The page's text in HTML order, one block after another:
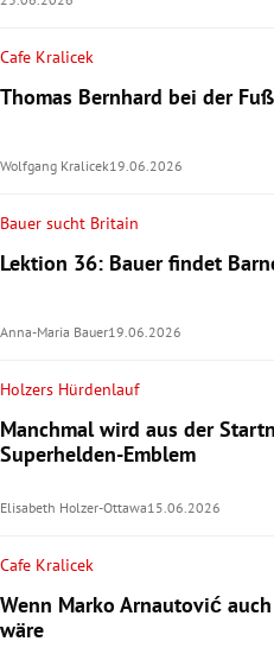
Cafe Kralicek
Thomas Bernhard bei der
Wolfgang Kralicek19.06.2026
Bauer sucht Britain
Lektion 36: Bauer findet
Anna-Maria Bauer19.06.2026
Holzers Hürdenlauf
Manchmal wird aus der
Superhelden-Emblem
Elisabeth Holzer-Ottawa15.06.2026
Cafe Kralicek
Wenn Marko Arnautović
wäre